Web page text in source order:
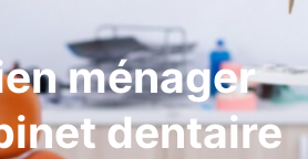
ménager
dentaire